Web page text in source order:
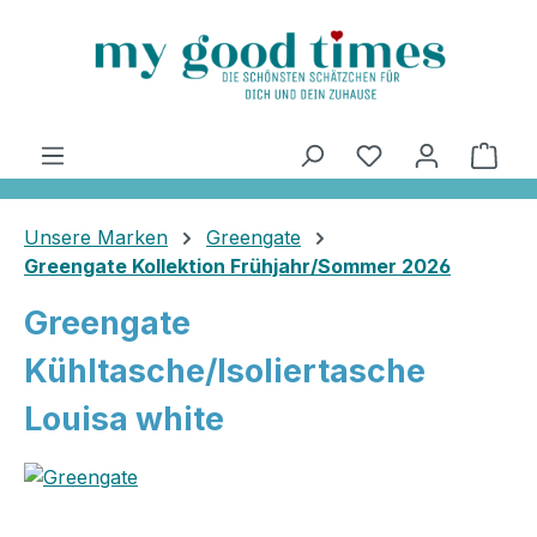
Unsere Marken
Greengate
Greengate Kollektion Frühjahr/Sommer 2026
Greengate
Kühltasche/Isoliertasche
Louisa white